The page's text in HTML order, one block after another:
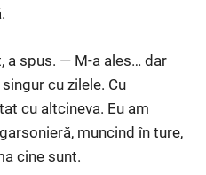
a spus. — M-a ales… dar
cu zilele. Cu
cu altcineva. Eu am
muncind în ture,
cine sunt.